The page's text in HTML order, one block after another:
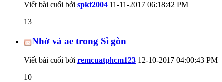
Viết bài cuối bởi spkt2004 11-11-2017 06:18:42 PM
13
Nhờ vả ae trong Sì gòn
Viết bài cuối bởi remcuatphcm123 12-10-2017 04:00:43 PM
10